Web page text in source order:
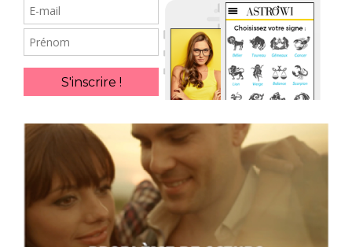
E-
mail
Prénom
S'inscrire !